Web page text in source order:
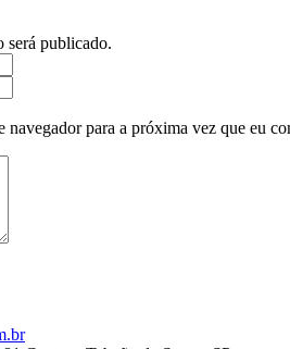
será publicado.
navegador para a próxima vez que eu